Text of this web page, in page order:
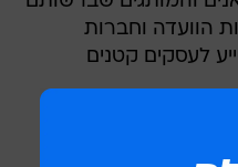
הוועדה וחברות
לעסקים קטנים
סימנה וקבעה